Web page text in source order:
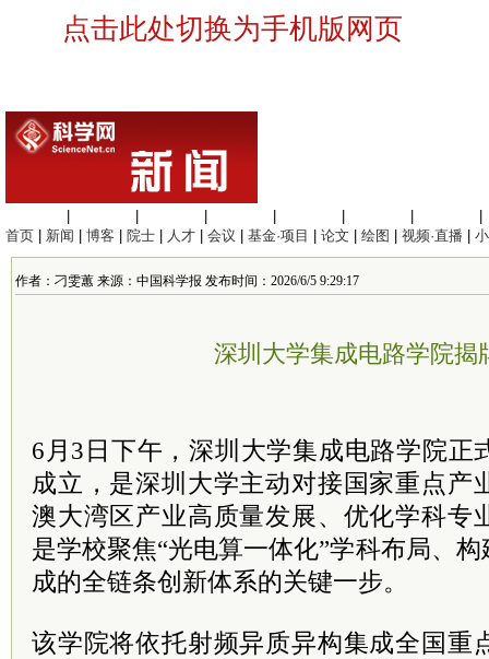
点击此处切换为手机版网页
首页
新闻 博客 院士 人才 会议 基金·项目 论文 绘图 视频·直播
作者：刁雯蕙 来源：中国科学报 发布时间：2026/6/5 9:29:17
深圳大学集成电路学院揭
6月3日下午，深圳大学集成电路学院正
成立，是深圳大学主动对接国家重点产
澳大湾区产业高质量发展、优化学科专
是学校聚焦“光电算一体化”学科布局、
成的全链条创新体系的关键一步。
该学院将依托射频异质异构集成全国重